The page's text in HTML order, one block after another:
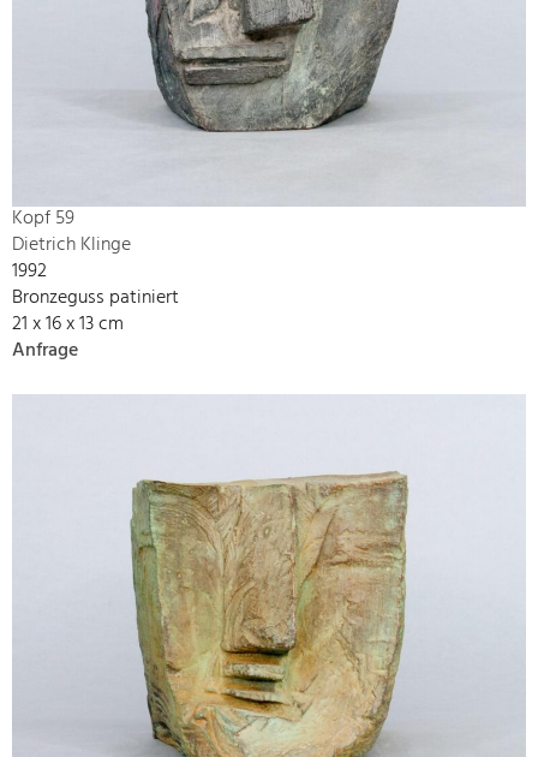
Kopf 59
Dietrich Klinge
1992
Bronzeguss patiniert
21 x 16 x 13 cm
Anfrage